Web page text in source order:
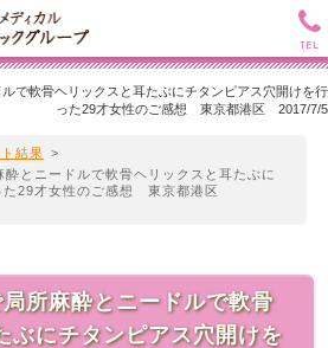
で軟骨ヘリックスと耳たぶにチタンピアス穴開けを行
った29才女性のご感想 東京都港区 2017/7/5
結果 >
とニードルで軟骨ヘリックスと耳たぶに
た29才女性のご感想 東京都港区
所麻酔とニードルで軟骨
ぶにチタンピアス穴開けを
TEL